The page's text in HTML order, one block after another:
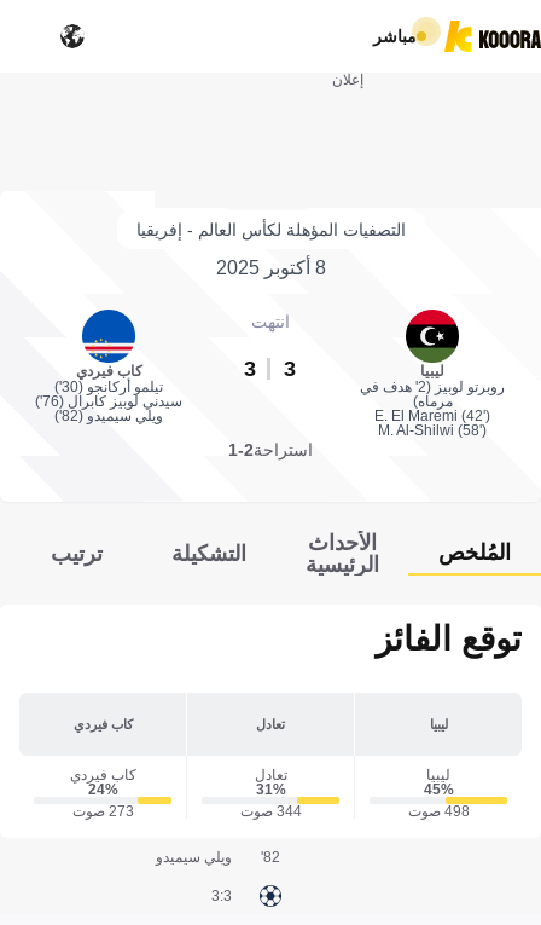
مباشر
إعلان
التصفيات المؤهلة لكأس العالم - إفريقيا
8 أكتوبر 2025
ليبيا
روبرتو لوبيز (2' هدف في
مرماه)
E. El Maremi (42')
M. Al-Shilwi (58')
انتهت
3
3
كاب فيردي
تيلمو أركانجو (30')
سيدني لوبيز كابرال (76')
ويلي سيميدو (82')
استراحة2-1
المُلخص
الأحداث
الرئيسية
التشكيلة ترتيب
توقع الفائز
ليبيا تعادل كاب فيردي
ليبيا
45‎%‎
498 صوت
تعادل
31‎%‎
344 صوت
كاب فيردي
24‎%‎
273 صوت
ويلي سيميدو
3:3
82'